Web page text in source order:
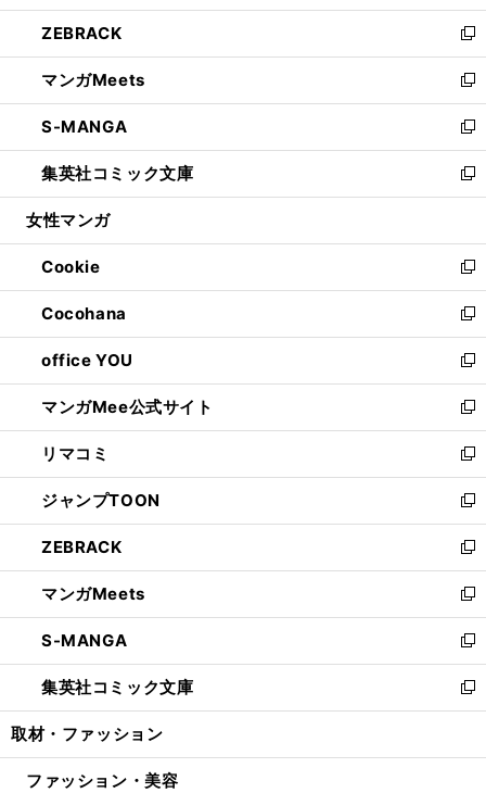
開
く
ウ
で
開
く
ン
ド
ウ
で
開
く
ウ
ィ
ン
ド
ウ
で
開
く
し
い
ウ
ィ
ン
ド
ウ
で
開
ZEBRACK
新
し
い
ウ
ィ
ン
ド
ウ
開
く
マンガMeets
新
し
い
ウ
ィ
ン
ウ
で
開
く
S-MANGA
新
し
い
ウ
ン
ド
ウ
で
開
く
集英社コミック文庫
新
し
ウ
ィ
ン
ド
ウ
で
開
く
女性マンガ
Cookie
新
し
い
ウ
ィ
ン
ド
ウ
で
開
く
Cocohana
新
し
い
ウ
ィ
ン
ド
ウ
で
開
く
office YOU
新
し
い
ウ
ィ
ン
ド
ウ
で
開
く
マンガMee公式サイト
新
し
い
ウ
ィ
ン
ド
ウ
で
開
く
リマコミ
新
し
い
ウ
ィ
ン
ド
ウ
で
開
く
ジャンプTOON
新
し
い
ウ
ィ
ン
ド
ウ
で
開
ZEBRACK
新
し
い
ウ
ィ
ン
ド
ウ
開
マンガMeets
新
し
い
ウ
ィ
ン
ウ
S-MANGA
新
し
い
ウ
ン
集英社コミック文庫
新
し
ウ
取材・ファッション
ファッション・美容